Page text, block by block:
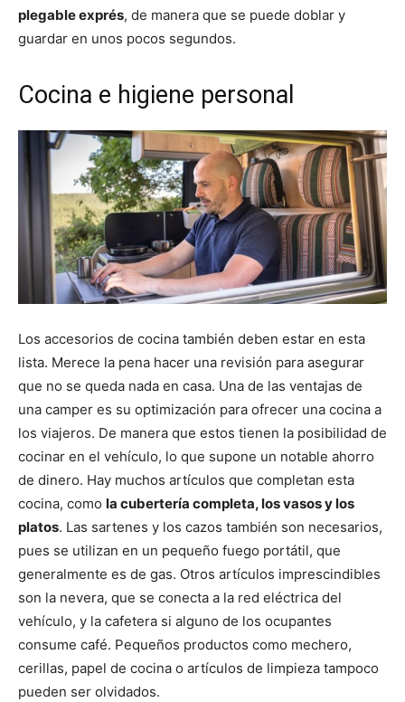
plegable exprés, de manera que se puede doblar y
guardar en unos pocos segundos.
Cocina e higiene personal
Los accesorios de cocina también deben estar en esta
lista. Merece la pena hacer una revisión para asegurar
que no se queda nada en casa. Una de las ventajas de
una camper es su optimización para ofrecer una cocina a
los viajeros. De manera que estos tienen la posibilidad de
cocinar en el vehículo, lo que supone un notable ahorro
de dinero. Hay muchos artículos que completan esta
cocina, como la cubertería completa, los vasos y los
platos. Las sartenes y los cazos también son necesarios,
pues se utilizan en un pequeño fuego portátil, que
generalmente es de gas. Otros artículos imprescindibles
son la nevera, que se conecta a la red eléctrica del
vehículo, y la cafetera si alguno de los ocupantes
consume café. Pequeños productos como mechero,
cerillas, papel de cocina o artículos de limpieza tampoco
pueden ser olvidados.